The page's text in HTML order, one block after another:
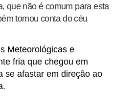
que não é comum para esta
tomou conta do céu
Meteorológicas e
fria que chegou em
se afastar em direção ao